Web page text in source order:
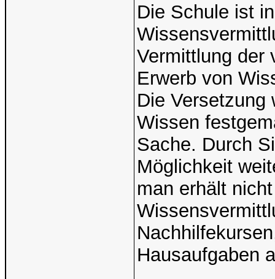
Die Schule ist
Vermittlung der
Erwerb von
Die Versetzung
Wissen
Sache. Durch
Möglichkeit
man erhält
Hausaufgaben